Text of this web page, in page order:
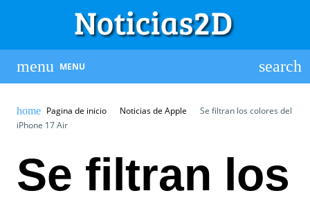
MENU
Pagina de inicio Noticias de Apple
Se filtran los colores del
iPhone 17 Air
Se filtran los